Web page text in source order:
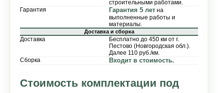
строительными работами.
Гарантия Гарантия 5 лет на
выполненные работы и
материалы.
Доставка и сборка
Доставка
Бесплатно до 450 км от г.
Пестово (Новгородская обл.).
Далее 110 руб./км.
Сборка Входит в стоимость.
Стоимость комплектации под